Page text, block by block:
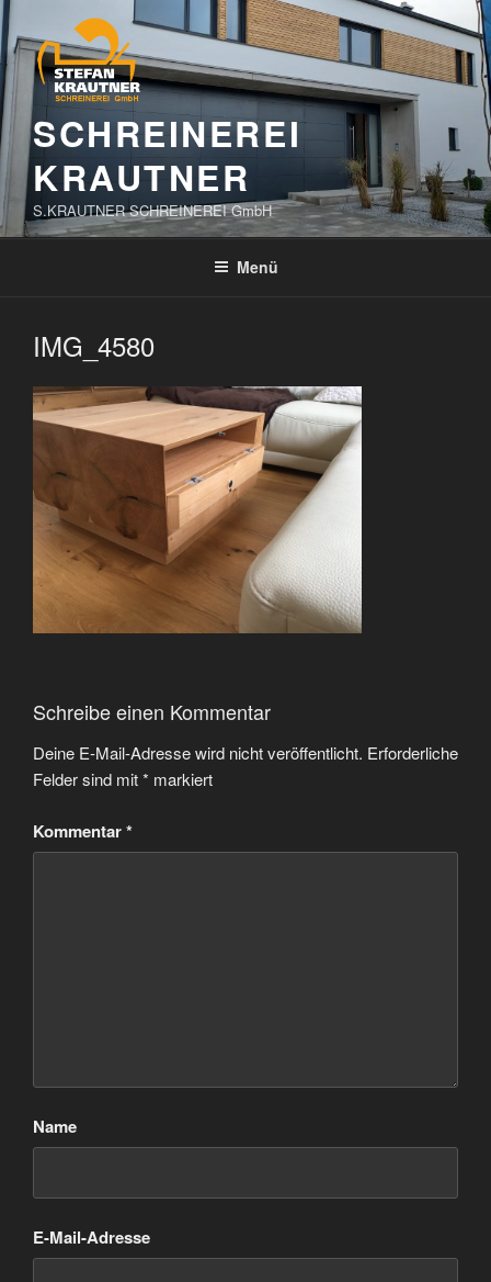
Zum
Inhalt
springen
SCHREINEREI
KRAUTNER
S.KRAUTNER SCHREINEREI GmbH
Menü
IMG_4580
Schreibe einen Kommentar
Deine E-Mail-Adresse wird nicht veröffentlicht. Erforderliche
Felder sind mit* markiert
Kommentar*
Name
E-Mail-Adresse